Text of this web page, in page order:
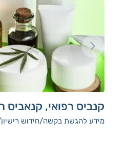
קנביס רפואי, קנאביס
מידע להגשת בקשה/חידוש